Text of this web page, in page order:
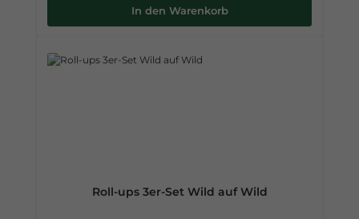
In den Warenkorb
Roll-ups 3er-Set Wild auf Wild